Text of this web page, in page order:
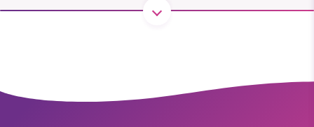
starten 2010 har vår ideella redaktion drivit
miljödebatten framåt genom